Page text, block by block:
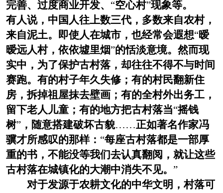
完善、过度商业开发、 “空心村”现象等。
有人说，中国人往上数三代，多数来自农村，
来自泥土。即使人在城市，也经常会遐想“暧
暧远人村，依依墟里烟”的恬淡意境。然而现
实中，为了保护古村落，却往往不得不与时间
赛跑。有的村子年久失修；有的村民翻新住
房，拆掉祖屋抹去壁画；有的全村外出务工，
留下老人儿童；有的地方把古村落当“摇钱
树” ，随意搭建破坏古貌……正如著名作家冯
骥才所感叹的那样： “每座古村落都是一部厚
重的书，不能没等我们去认真翻阅，就让这些
古村落在城镇化的大潮中消失不见。 ”
对于发源于农耕文化的中华文明，村落可